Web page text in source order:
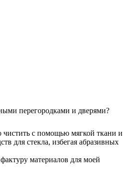
перегородками и дверями?
чистить с помощью мягкой ткани и
для стекла, избегая абразивных
материалов для моей